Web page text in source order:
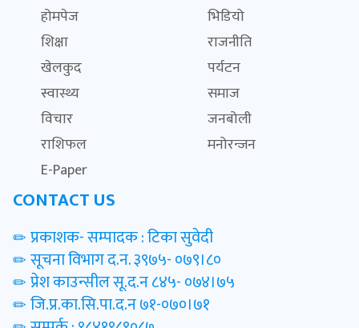
होमपेज
भिडियो
शिक्षा
राजनीति
खेलकुद
पर्यटन
स्वास्थ्य
समाज
विचार
जनबोली
राशिफल
मनोरन्जन
E-Paper
CONTACT US
प्रकाशक- सम्पादक : टिका सुवेदी
सूचना विभाग द.न. ३९७५- ०७९।८०
प्रेश काउन्सील सू.द.न ८४५- ०७४।७५
जि.प्र.का.सि.पा.द.न ७१-०७०।७१